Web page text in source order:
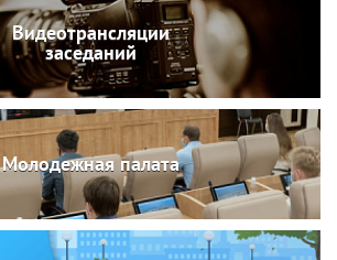
Видеотрансляции
заседаний
Молодежная палата